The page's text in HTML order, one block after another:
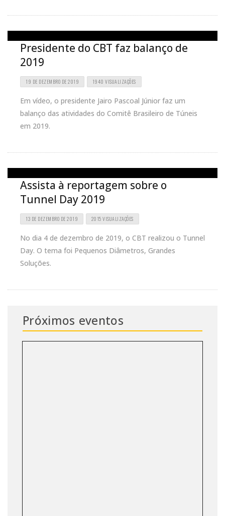
Presidente do CBT faz balanço de
2019
19 DE DEZEMBRO DE 2019 1940 VISUALIZAÇÕES
Em vídeo, o presidente Jairo Pascoal Júnior faz um
balanço das atividades do Comitê Brasileiro de Túneis
em 2019.
Assista à reportagem sobre o
Tunnel Day 2019
13 DE DEZEMBRO DE 2019 2015 VISUALIZAÇÕES
No dia 4 de dezembro de 2019, o CBT realizou o Tunnel
Day. O tema foi Pequenos Diâmetros, Grandes
Soluções.
Próximos eventos